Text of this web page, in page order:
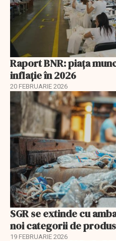
Raport BNR: piața
inflație în 2026
20 FEBRUARIE 2026
SGR se extinde cu
noi categorii de
19 FEBRUARIE 2026